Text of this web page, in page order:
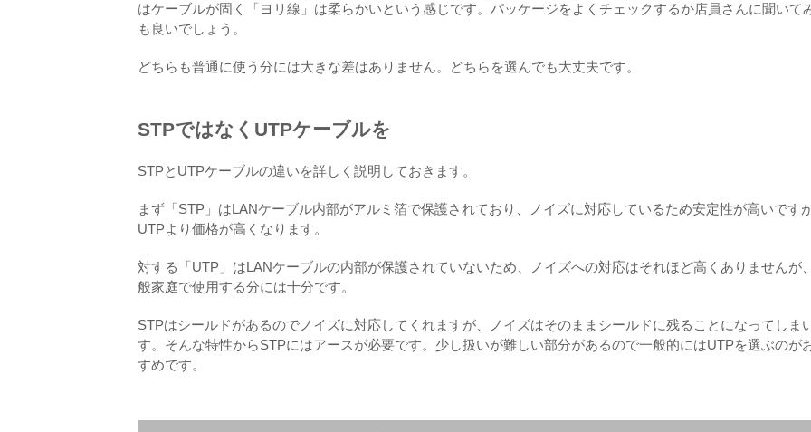
はケーブルが固く「ヨリ線」は柔らかいという感じです。パッケージをよくチェックするか店員さんに聞いて
も良いでしょう。
どちらも普通に使う分には大きな差はありません。どちらを選んでも大丈夫です。
STPではなくUTPケーブルを
STPとUTPケーブルの違いを詳しく説明しておきます。
まず「STP」はLANケーブル内部がアルミ箔で保護されており、ノイズに対応しているため安定性が高いですが
UTPより価格が高くなります。
対する「UTP」はLANケーブルの内部が保護されていないため、ノイズへの対応はそれほど高くありませんが
般家庭で使用する分には十分です。
STPはシールドがあるのでノイズに対応してくれますが、ノイズはそのままシールドに残ることになってしま
す。そんな特性からSTPにはアースが必要です。少し扱いが難しい部分があるので一般的にはUTPを選ぶのが
すめです。